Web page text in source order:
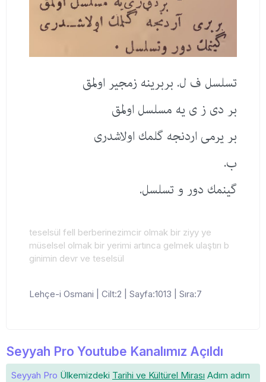
تسلسل ف ل. بربرینه زمجیر اولمق
بر دی ز ی یه مسلسل اولمق
بر یرمی اردنجه گلمك اولاشدری
ب.
گینمك دور و تسلسل.
teselsül fell berberinezimcir olmak bir ziyy ye
müselsel olmak bir yerimi artınca gelmek ulaştırı b
ginimin devr ve teselsül
Lehçe-i Osmani | Cilt:2 | Sayfa:1013 | Sıra:7
Seyyah Pro Youtube Kanalımız Açıldı
Seyyah Pro Ülkemizdeki Tarihi ve Kültürel Mirası Adım adım